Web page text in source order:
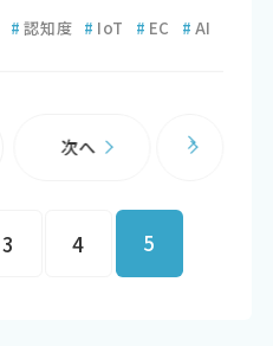
# 認知度 # IoT # EC # AI
3 4 5
次へ